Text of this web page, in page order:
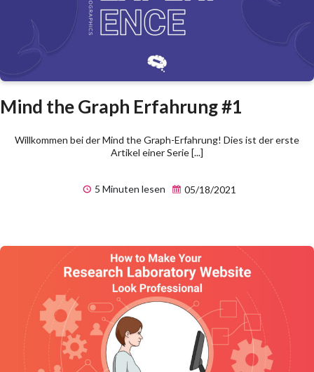
Mind the Graph Erfahrung #1
Willkommen bei der Mind the Graph-Erfahrung! Dies ist der erste
Artikel einer Serie [...]
5 Minuten lesen 05/18/2021